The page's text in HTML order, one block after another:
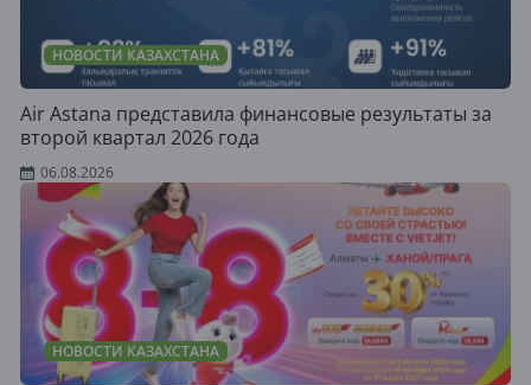
НОВОСТИ КАЗАХСТАНА
Air Astana представила финансовые результаты за
второй квартал 2026 года
06.08.2026
НОВОСТИ КАЗАХСТАНА